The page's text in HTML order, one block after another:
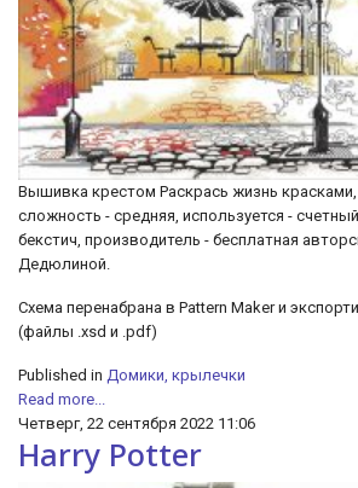
Вышивка крестом Раскрась жизнь
сложность - средняя, используется -
бекстич, производитель - бесплатная
Дедюлиной.
Схема перенабрана в Pattern Maker и
(файлы .xsd и .pdf)
Published in Домики, крылечки
Read more...
Четверг, 22 сентября 2022 11:06
Harry Potter